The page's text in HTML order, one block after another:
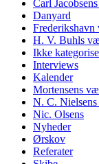
Carl
Danyard
H. V. Buhls
Ikke
Interviews
Kalender
Mortensens
N. C.
Nic. Olsens
Nyheder
Ørskov
Referater